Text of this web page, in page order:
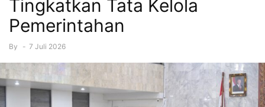
Tingkatkan Tata Kelola
Pemerintahan
By - 7 Juli 2026